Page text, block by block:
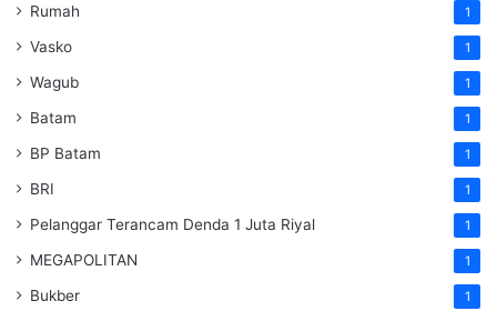
Rumah 1
Vasko 1
Wagub 1
Batam 1
BP Batam 1
BRI 1
Pelanggar Terancam Denda 1 Juta Riyal 1
MEGAPOLITAN 1
Bukber 1